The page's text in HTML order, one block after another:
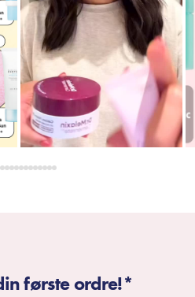
første ordre!*